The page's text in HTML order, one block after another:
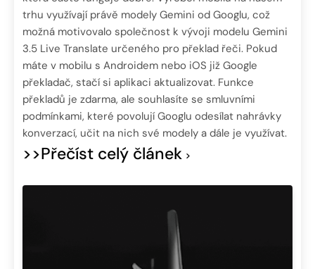
trhu využívají právě modely Gemini od Googlu, což
možná motivovalo společnost k vývoji modelu Gemini
3.5 Live Translate určeného pro překlad řeči. Pokud
máte v mobilu s Androidem nebo iOS již Google
překladač, stačí si aplikaci aktualizovat. Funkce
překladů je zdarma, ale souhlasíte se smluvními
podmínkami, které povolují Googlu odesílat nahrávky
konverzací, učit na nich své modely a dále je využívat.
>>Přečíst celý článek